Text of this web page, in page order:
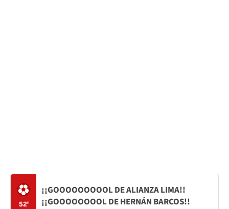
52'
¡¡GOOOOOOOOOL DE ALIANZA LIMA!!
¡¡GOOOOOOOOL DE HERNÁN BARCOS!!